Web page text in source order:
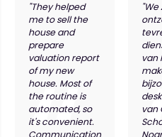
"They helped
me to sell the
house and
prepare
valuation report
of my new
house. Most of
the routine is
automated, so
it's convenient.
"We
van
van